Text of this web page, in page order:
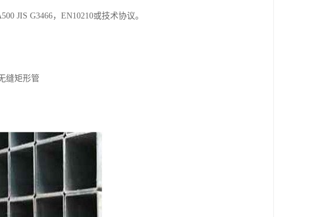
JIS G3466，EN10210或技术协议。
缝矩形管